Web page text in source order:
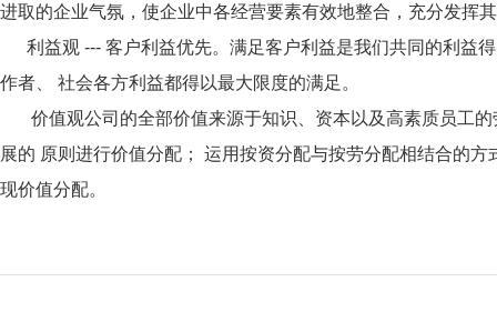
进取的企业气氛，使企业中各经营要素有效地整合，充分发挥
利益观 --- 客户利益优先。满足客户利益是我们共同的利益
作者、 社会各方利益都得以最大限度的满足。
价值观公司的全部价值来源于知识、资本以及高素质员工
展的 原则进行价值分配； 运用按资分配与按劳分配相结合的
现价值分配。